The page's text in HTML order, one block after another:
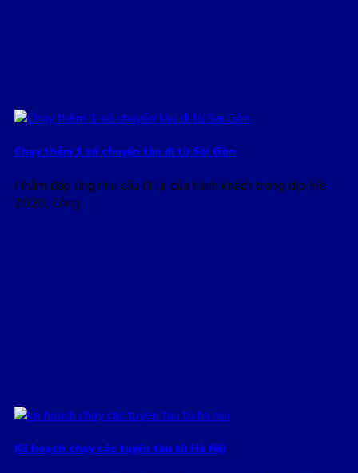
Chạy thêm 1 số chuyến tàu đi từ Sài Gòn
Nhằm đáp ứng nhu cầu đi lại của hành khách trong dịp Hè
2020, Công
Kế hoạch chạy các tuyến tàu từ Hà Nội